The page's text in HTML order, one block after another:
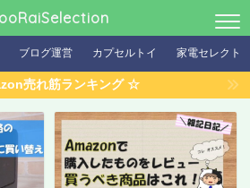
ブログ運営 カプセルトイ 家電セレクト
売れ筋ランキング ☆